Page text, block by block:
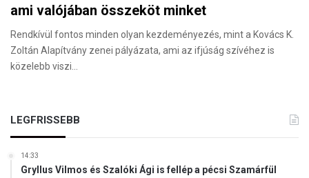
ami valójában összeköt minket
Rendkívül fontos minden olyan kezdeményezés, mint a Kovács K.
Zoltán Alapítvány zenei pályázata, ami az ifjúság szívéhez is
közelebb viszi…
LEGFRISSEBB
14:33
Gryllus Vilmos és Szalóki Ági is fellép a pécsi Szamárfül